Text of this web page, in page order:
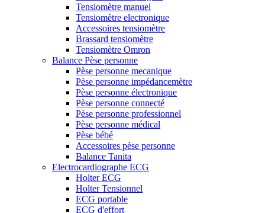
Tensiomètre manuel
Tensiomètre electronique
Accessoires tensiomètre
Brassard tensiomètre
Tensiomètre Omron
Balance Pèse personne
Pèse personne mecanique
Pèse personne impédancemètre
Pèse personne électronique
Pèse personne connecté
Pèse personne professionnel
Pèse personne médical
Pèse bébé
Accessoires pèse personne
Balance Tanita
Electrocardiographe ECG
Holter ECG
Holter Tensionnel
ECG portable
ECG d'effort